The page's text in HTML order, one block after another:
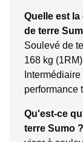
Quelle est
de terre
Soulevé de
168 kg
performance
Qu'est-ce
terre Sumo ?